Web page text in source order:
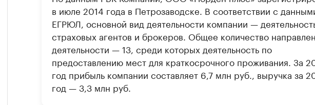
в июле 2014 года в Петрозаводске. В соответствии с
ЕГРЮЛ, основной вид деятельности компании —
страховых агентов и брокеров. Общее количество
деятельности — 13, среди которых деятельность по
предоставлению мест для краткосрочного проживания. За
год прибыль компании составляет 6,7 млн руб., выручка за
год — 3,3 млн руб.